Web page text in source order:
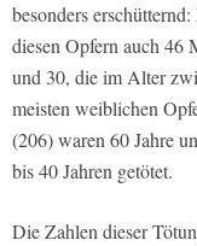
besonders
diesen Opfern auch 46
und 30, die im Alter
meisten weiblichen
(206) waren 60 Jahre
bis 40 Jahren getötet.
Die Zahlen dieser